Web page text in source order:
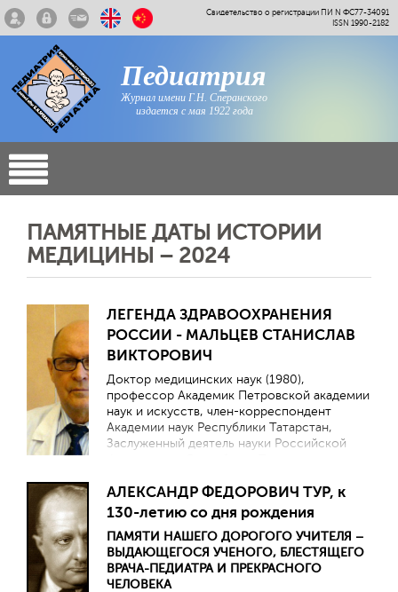
Свидетельство о регистрации ПИ N ФС77-34091
ISSN 1990-2182
Педиатрия
Журнал имени Г.Н. Сперанского
издается с мая 1922 года
ПАМЯТНЫЕ ДАТЫ ИСТОРИИ
МЕДИЦИНЫ – 2024
ЛЕГЕНДА ЗДРАВООХРАНЕНИЯ
РОССИИ - МАЛЬЦЕВ СТАНИСЛАВ
ВИКТОРОВИЧ
Доктор медицинских наук (1980),
профессор Академик Петровской академии
наук и искусств, член-корреспондент
Академии наук Республики Татарстан,
Заслуженный деятель науки Российской
Г.Н. Сперанского Российской медицинской
академии непрерывного
профессионального образования (Москва).
АЛЕКСАНДР ФЕДОРОВИЧ ТУР, к
130-летию со дня рождения
ПАМЯТИ НАШЕГО ДОРОГОГО УЧИТЕЛЯ –
ВЫДАЮЩЕГОСЯ УЧЕНОГО, БЛЕСТЯЩЕГО
ВРАЧА-ПЕДИАТРА И ПРЕКРАСНОГО
ЧЕЛОВЕКА